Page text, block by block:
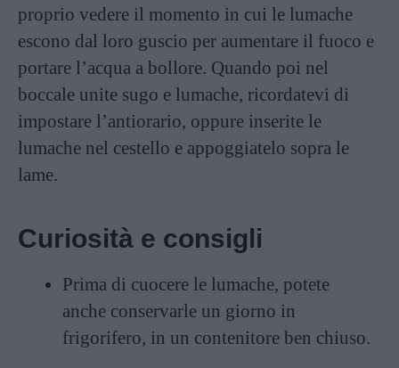
proprio vedere il momento in cui le lumache
escono dal loro guscio per aumentare il fuoco e
portare l’acqua a bollore. Quando poi nel
boccale unite sugo e lumache, ricordatevi di
impostare l’antiorario, oppure inserite le
lumache nel cestello e appoggiatelo sopra le
lame.
Curiosità e consigli
Prima di cuocere le lumache, potete
anche conservarle un giorno in
frigorifero, in un contenitore ben chiuso.